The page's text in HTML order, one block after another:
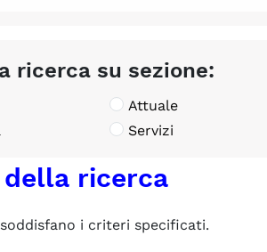
ricerca su sezione:
Attuale
Servizi
ricerca
i criteri specificati.